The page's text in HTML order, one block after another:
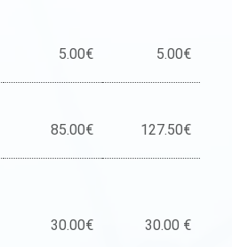
5.00€ 5.00€
85.00€ 127.50€
30.00€ 30.00 €